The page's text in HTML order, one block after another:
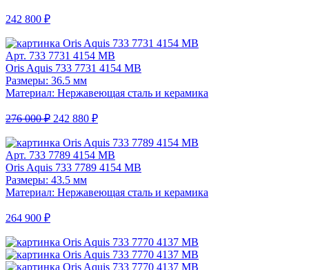
242 800 ₽
Арт. 733 7731 4154 MB
Oris Aquis 733 7731 4154 MB
Размеры: 36.5 мм
Материал: Нержавеющая сталь и керамика
276 000 ₽ 242 880 ₽
Арт. 733 7789 4154 MB
Oris Aquis 733 7789 4154 MB
Размеры: 43.5 мм
Материал: Нержавеющая сталь и керамика
264 900 ₽